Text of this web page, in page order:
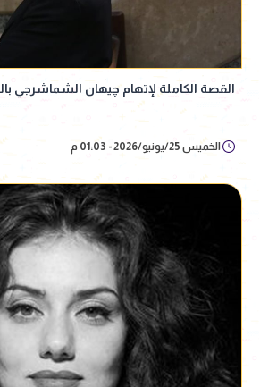
القصة الكاملة لإتهام چيهان الشماشرجي
الخميس 25/يونيو/2026 - 01:03 م